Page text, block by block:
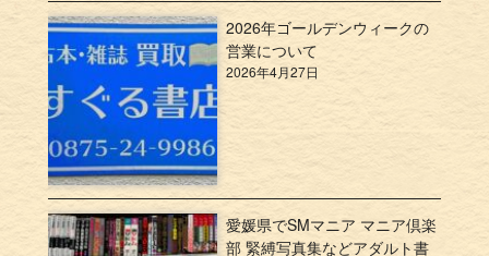
2026年ゴールデンウィークの
営業について
2026年4月27日
愛媛県でSMマニア マニア倶楽
部 緊縛写真集などアダルト書